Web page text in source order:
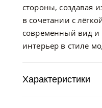
стороны, создавая
в сочетании с
современный вид и
интерьер в стиле
Характеристики